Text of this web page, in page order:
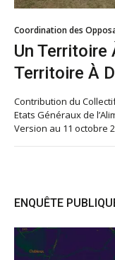
Coordination des
Un Territoire
Territoire À
Contribution du
Etats Généraux de
Version au 11 octobre
ENQUÊTE